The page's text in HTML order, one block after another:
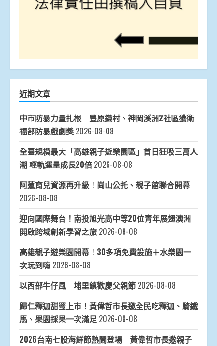
近期文章
中市防暴力量扎根 豐原鎌村、神岡溪洲2社區獲衛
福部防暴戲劇獎 2026-08-08
全臺規模最大「高雄親子遊樂園區」首日狂吸三萬人
潮 輕軌運量成長20倍 2026-08-08
阿蓮育兒資源再升級！崗山公托、親子館聯合開幕
2026-08-08
迎向國際舞台！南投旭光高中等20位青年展翅澳洲
開啟跨域創新學習之旅 2026-08-08
高雄親子遊樂園開幕！30多項免費設施＋水樂園一
次玩到嗨 2026-08-08
以西部牛仔風 埔里鎮歡慶父親節 2026-08-08
歸仁釋迦甜蜜上市！黃偉哲市長邀全民吃釋迦、騎鐵
馬、果園採果一次滿足 2026-08-08
2026台南七股海鮮節熱鬧登場 黃偉哲市長邀親子